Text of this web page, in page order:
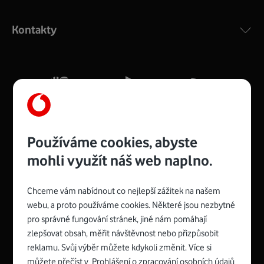
silný signál pro celou domácnost. Kompaktní rozměry 21
Více o COMPAL CH7465VF
Zyxel VMG8623-T50B:
Rozměry modemu jsou 16 x 22 x 7,5 cm (včetně stojánku)
a nabízí 4 gigabitové LAN porty a bezdrátové připojení Wi-
Spojte se s Vodafonem
Kontakty
Používáme cookies, abyste
mohli využít náš web naplno.
Chceme vám nabídnout co nejlepší zážitek na našem
webu, a proto používáme cookies. Některé jsou nezbytné
pro správné fungování stránek, jiné nám pomáhají
zlepšovat obsah, měřit návštěvnost nebo přizpůsobit
reklamu. Svůj výběr můžete kdykoli změnit. Více si
můžete přečíst v Prohlášení o zpracování osobních údajů